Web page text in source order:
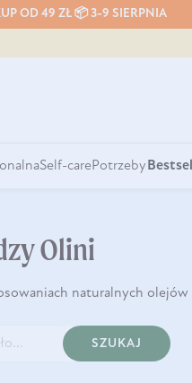
OD 49 ZŁ 📦 3-9 SIERPNIA
Self-carePotrzeby
Olini
naturalnych olejów
SZUKAJ